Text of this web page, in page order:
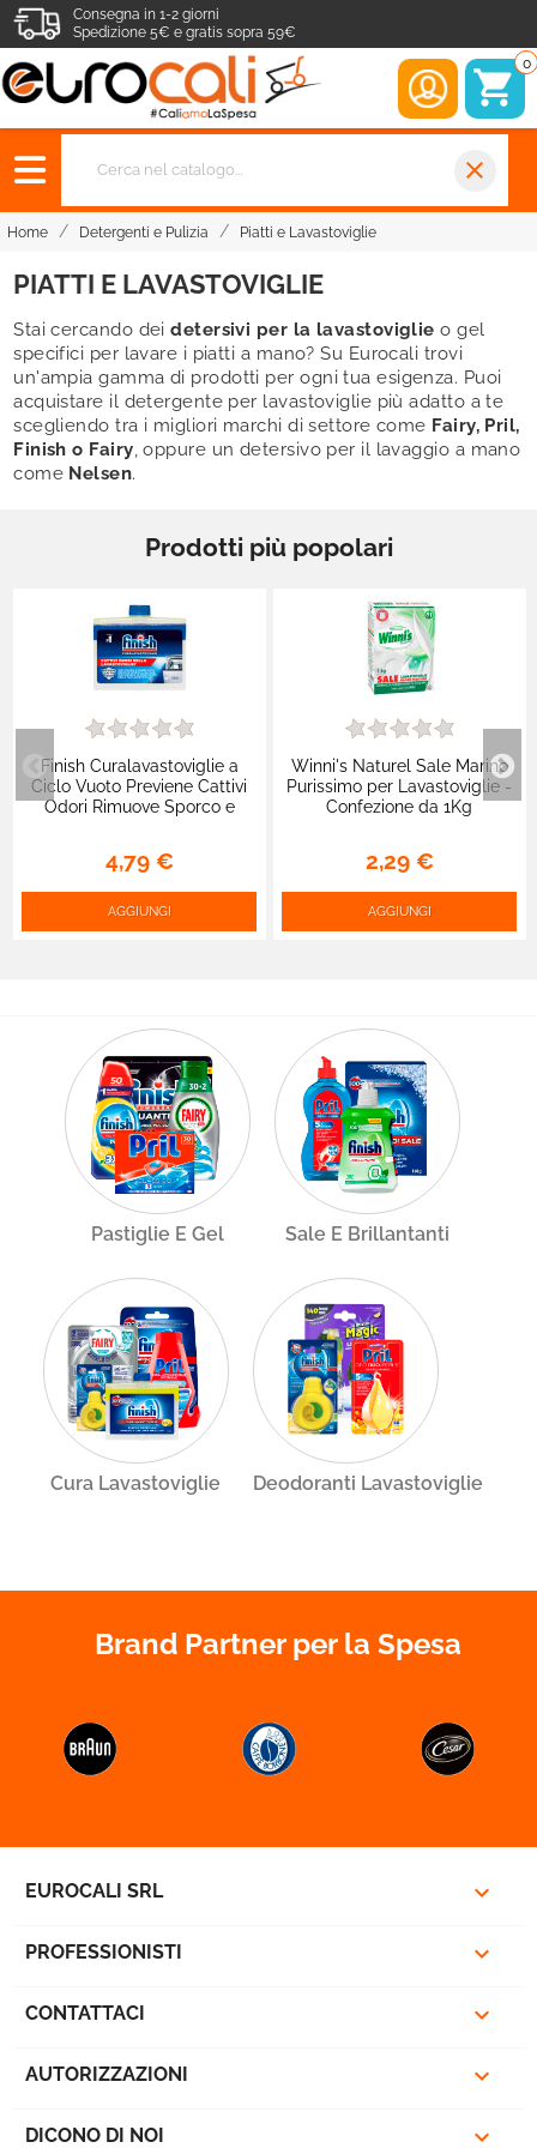
Consegna in 1-2 giorni
Spedizione 5€ e gratis sopra 59€
0
close
Home Detergenti e Pulizia Piatti e Lavastoviglie
PIATTI E LAVASTOVIGLIE
Stai cercando deidetersivi per la lavastoviglie o gel
specifici per lavare i piatti a mano? Su Eurocali trovi
un'ampia gamma di prodotti per ogni tua esigenza. Puoi
acquistare il detergente per lavastoviglie più adatto a te
scegliendo tra i migliori marchi di settore come Fairy, Pril,
Finish o Fairy, oppure un detersivo per il lavaggio a mano
come Nelsen.
Prodotti più popolari
Finish Curalavastoviglie a
Ciclo Vuoto Previene Cattivi
Odori Rimuove Sporco e
4,79 €
AGGIUNGI
Winni's Naturel Sale Marino
Purissimo per Lavastoviglie -
Confezione da 1Kg
2,29 €
AGGIUNGI
Pastiglie E Gel Sale E Brillantanti
Cura Lavastoviglie Deodoranti Lavastoviglie
Brand Partner per la Spesa
EUROCALI SRL 
PROFESSIONISTI 
CONTATTACI 
AUTORIZZAZIONI 
DICONO DI NOI 